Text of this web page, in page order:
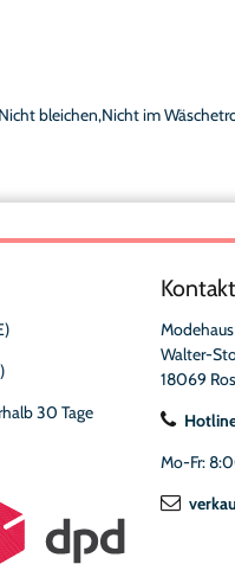
bleichen,Nicht im
30 Tage
Kontakt
Walter-
18069
Mo-Fr: